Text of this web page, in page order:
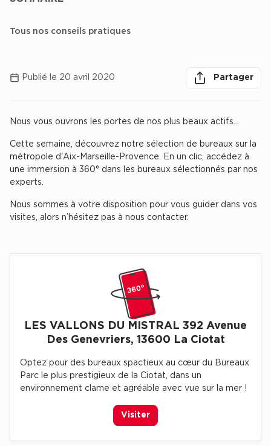
Collections de Bureaux
Immeuble indépendant
Immeuble de bureaux avec services
Haussmanniens
Location d'Entrepôts / Activités
Location d'Entrepôts / Activités à Massy
Location d'Entrepôts / Activités à Rennes
Location d'Entrepôts / Activités à Besançon
Achat d'Entrepôts / Activités en Ille-et-Vilaine
Achat d'Entrepôts / Activités à Lyon
Achat d'Entrepôts / Activités à Aubagne
Tous nos conseils pratiques
Publié le 20 avril 2020
Partager
Partager sur
Partager
Partager
Nous vous ouvrons les portes de nos plus beaux actifs…
Cette semaine, découvrez notre sélection de bureaux sur la
métropole d'Aix-Marseille-Provence. En un clic, accédez à
une immersion à 360° dans les bureaux sélectionnés par nos
experts.
Nous sommes à votre disposition pour vous guider dans vos
visites, alors n’hésitez pas à nous contacter.
LES VALLONS DU MISTRAL 392 Avenue
Des Genevriers, 13600 La Ciotat
Optez pour des bureaux spactieux au cœur du Bureaux
Parc le plus prestigieux de la Ciotat, dans un
environnement clame et agréable avec vue sur la mer !
Visiter